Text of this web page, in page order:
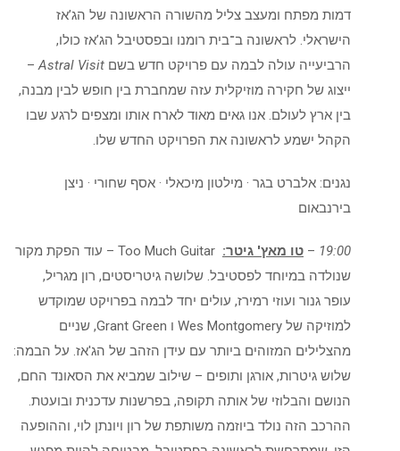
דמות מפתח ומעצב צליל מהשורה הראשונה של הג’אז
הישראלי. לראשונה ב־בית רומנו ובפסטיבל הג’אז כולו,
הרביעייה עולה לבמה עם פרויקט חדש בשם Astral Visit
–
ייצוג של חקירה מוזיקלית עזה שמחברת בין חופש לבין מבנה,
בין ארץ לעולם. אנו גאים מאוד לארח אותו ומצפים לרגע שבו
הקהל ישמע לראשונה את הפרויקט החדש שלו.
נגנים: אלברט בגר · מילטון מיכאלי · אסף שחורי · ניצן
בירנבאום
19:00
– טו מאץ' גיטר:
Too Much Guitar – עוד הפקת מקור
שנולדה במיוחד לפסטיבל. שלושה גיטריסטים, רון מגריל,
עופר גנור ועוזי רמירז, עולים יחד לבמה בפרויקט שמוקדש
למוזיקה של Wes Montgomery ו Grant Green, שניים
מהצלילים המזוהים ביותר עם עידן הזהב של הג'אז. על הבמה:
שלוש גיטרות, אורגן ותופים – שילוב שמביא את הסאונד החם,
הנושם והבלוזי של אותה תקופה, בפרשנות עדכנית ובועטת.
ההרכב הזה נולד ביוזמה משותפת של רון ויונתן לוי, וההופעה